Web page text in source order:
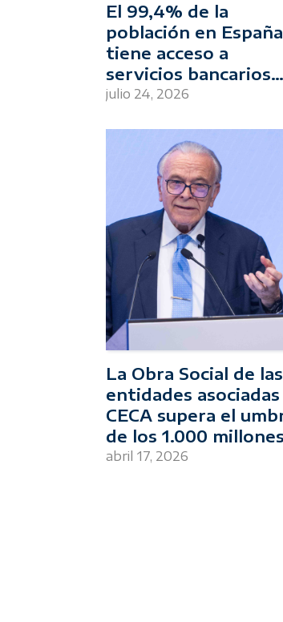
El 99,4% de la
población en España
tiene acceso a
servicios bancarios
presenciales en su
julio 24, 2026
La Obra Social de las
entidades asociadas
CECA supera el
de los 1.000 millones
de euros de
abril 17, 2026